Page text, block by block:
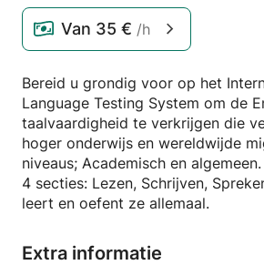
Van 35 € /h
Bereid u grondig voor op het
Language Testing System om de
taalvaardigheid te verkrijgen die
hoger onderwijs en wereldwijde
niveaus; Academisch en
4 secties: Lezen, Schrijven,
leert en oefent ze allemaal.
Extra informatie